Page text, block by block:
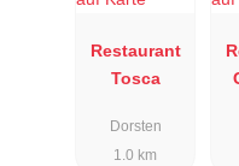
Restaurant
Tosca
Dorsten
1.0 km